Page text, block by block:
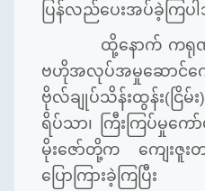
ပြန်လည်ပေးအပ်ခဲ့ကြပ
ထို့နောက် ကရုဏ
ဗဟိုအလုပ်အမှုဆောင်က
ဗိုလ်ချုပ်သိန်းထွန်း( ငြိမ်း)
ရိပ်သာ၊
ကြီးကြပ်မှုကေ
မိုးဇော်တို့က
ကျေးဇူး
ပြောကြားခဲ့ကြပြီး